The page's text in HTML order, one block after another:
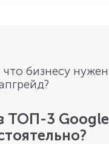
что бизнесу нужен
ТОП-3 Google